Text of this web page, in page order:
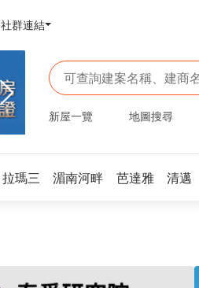
社群連結
新屋一覽 地圖搜尋
拉瑪三 湄南河畔 芭達雅 清邁